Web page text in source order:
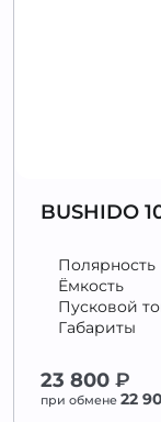
BUSHIDO
Полярность
Ёмкость
Пусковой
Габариты
23 800 ₽
при обмене 22